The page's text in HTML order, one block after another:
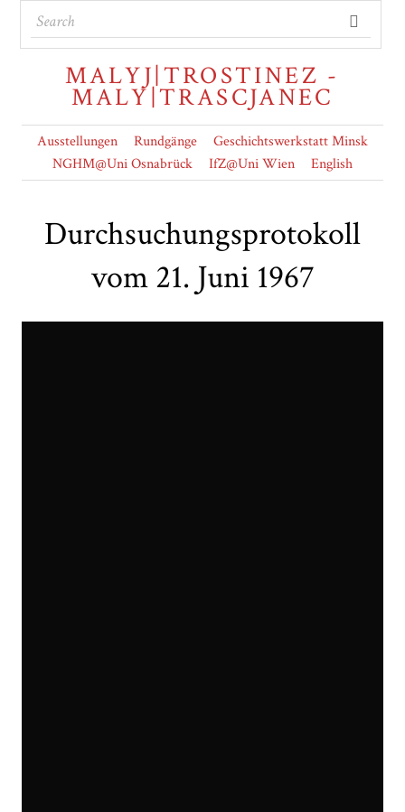
MALYJ|TROSTINEZ -
MALY|TRASCJANEC
Ausstellungen Rundgänge
Geschichtswerkstatt Minsk
NGHM@Uni Osnabrück
IfZ@Uni Wien English
Durchsuchungsprotokoll
vom 21. Juni 1967